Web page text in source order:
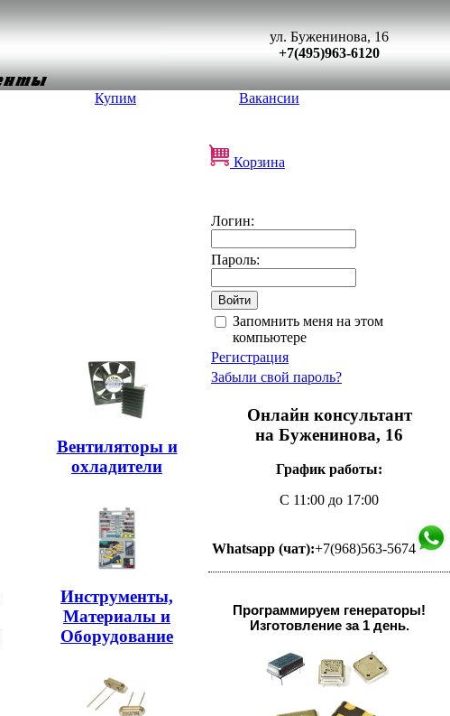
ул. Буженинова, 16
+7(495)963-6120
Купим Вакансии
Корзина
Вентиляторы и
охладители
Инструменты,
Материалы и
Оборудование
Логин:
Пароль:
Запомнить меня на этом
компьютере
Регистрация
Забыли свой пароль?
Онлайн консультант
на Буженинова, 16
График работы:
С 11:00 до 17:00
Whatsapp (чат):+7(968)563-5674
Программируем генераторы!
Изготовление за 1 день.